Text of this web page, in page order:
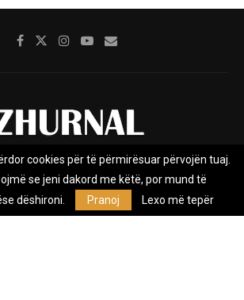
Impresumi Marketing
Privacy Policy
e Lajmeve e pavarur, e themeluar në vitin
cookies për të përmirësuar përvojën tuaj.
se jeni dakord me këtë, por mund të
dëshironi.
Pranoj Lexo më tepër